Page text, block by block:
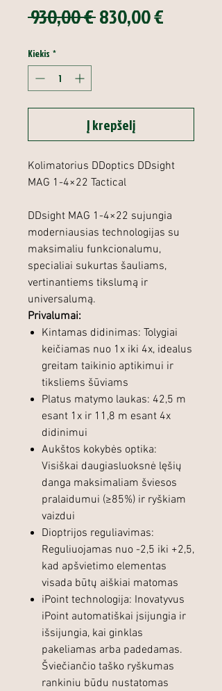
930,00 € Įprastinė
830,00 €
Kiekis *
Į krepšelį
Kolimatorius DDoptics DDsight
MAG 1-4×22 Tactical
DDsight MAG 1-4×22 sujungia
moderniausias technologijas su
maksimaliu funkcionalumu,
specialiai sukurtas šauliams,
vertinantiems tikslumą ir
universalumą.
Privalumai:
Kintamas didinimas: Tolygiai
keičiamas nuo 1x iki 4x, idealus
greitam taikinio aptikimui ir
tiksliems šūviams
Platus matymo laukas: 42,5 m
esant 1x ir 11,8 m esant 4x
didinimui
Aukštos kokybės optika:
Visiškai daugiasluoksnė lęšių
danga maksimaliam šviesos
pralaidumui (≥85%) ir ryškiam
vaizdui
Dioptrijos reguliavimas:
Reguliuojamas nuo -2,5 iki +2,5,
kad apšvietimo elementas
visada būtų aiškiai matomas
iPoint technologija: Inovatyvus
iPoint automatiškai įsijungia ir
išsijungia, kai ginklas
pakeliamas arba padedamas.
Šviečiančio taško ryškumas
rankiniu būdu nustatomas